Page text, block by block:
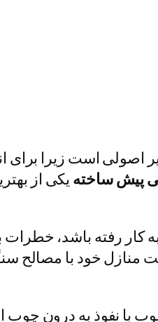
اصولی است زیرا
پیش ساخته یکی از
رفته باشد، خطرات
منازل خود با مصالح
به درون چوب